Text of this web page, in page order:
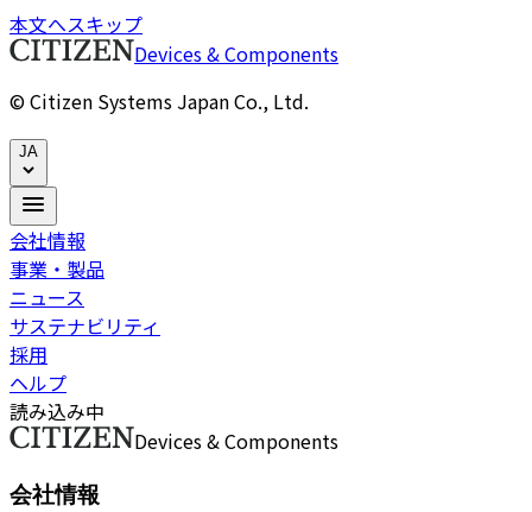
本文へスキップ
Devices & Components
© Citizen Systems Japan Co., Ltd.
JA
会社情報
事業・製品
ニュース
サステナビリティ
採用
ヘルプ
読み込み中
Devices & Components
会社情報